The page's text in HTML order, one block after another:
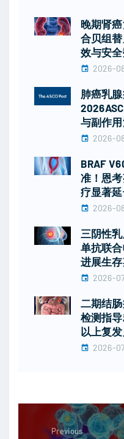
晚期肾
合贝组
效与安
2026-
肺癌乳
与副作
2026-
BRAF
准！恩
疗显著
2026-
三阴性
单抗联
进展生
2026-
二期结
检测指
以上复
2026-
Previous